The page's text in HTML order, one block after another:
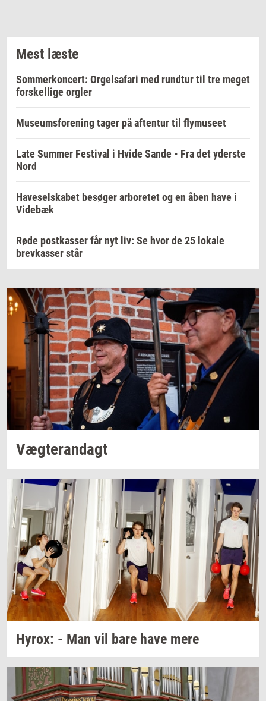
Mest læste
Sommerkoncert: Orgelsafari med rundtur til tre meget
forskellige orgler
Museumsforening tager på aftentur til flymuseet
Late Summer Festival i Hvide Sande - Fra det yderste
Nord
Haveselskabet besøger arboretet og en åben have i
Videbæk
Røde postkasser får nyt liv: Se hvor de 25 lokale
brevkasser står
Væg­te­ran­dagt
Hyrox: - Man vil bare have mere